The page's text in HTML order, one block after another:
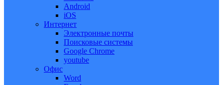
Android
iOS
Интернет
Электронные почты
Поисковые системы
Google Chrome
youtube
Офис
Word